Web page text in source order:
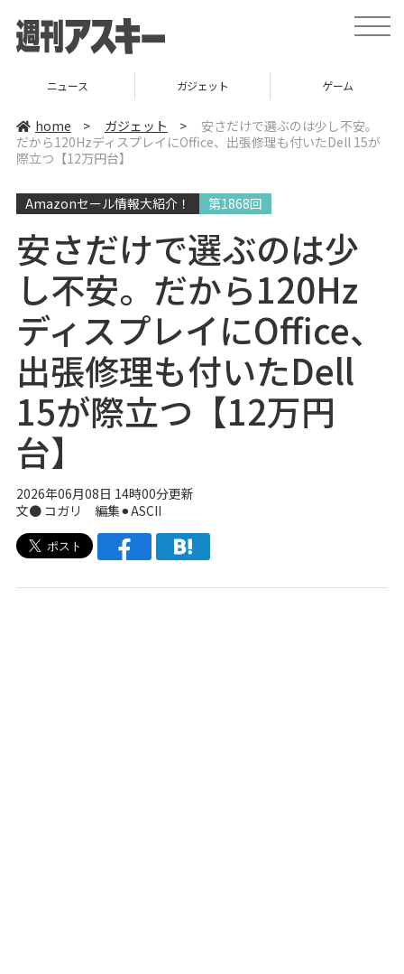
t
o
i
ニュース ガジェット ゲーム
home > ガジェット >
安さだけで選ぶのは少し不安。
だから120HzディスプレイにOffice、出張修理も付いたDell 15が
際立つ【12万円台】
Amazonセール情報大紹介！ 第1868回
安さだけで選ぶのは少
し不安。だから120Hz
ディスプレイにOffice、
出張修理も付いたDell
15が際立つ【12万円
台】
2026年06月08日 14時00分更新
文● コガリ 編集⚫︎ASCII